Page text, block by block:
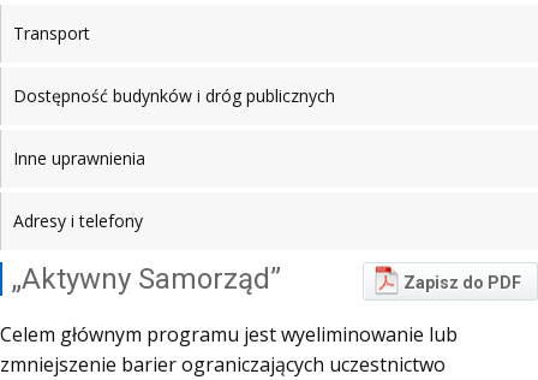
Transport
Dostępność budynków i dróg publicznych
Inne uprawnienia
Adresy i telefony
Zapisz do PDF
„Aktywny Samorząd”
Celem głównym programu jest wyeliminowanie lub
zmniejszenie barier ograniczających uczestnictwo